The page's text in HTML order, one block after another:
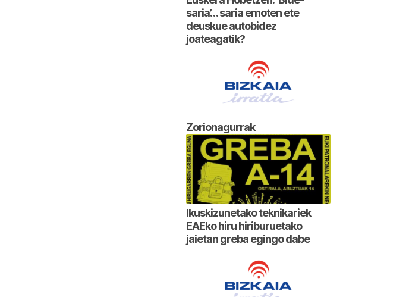
saria’… saria emoten ete
deuskue autobidez
joateagatik?
Zorionagurrak
Ikuskizunetako teknikariek
EAEko hiru hiriburuetako
jaietan greba egingo dabe